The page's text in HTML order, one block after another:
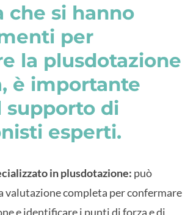
che si hanno
per
la plusdotazione
è importante
supporto di
esperti.
in plusdotazione: può
valutazione completa per confermare
e identificare i punti di forza e di